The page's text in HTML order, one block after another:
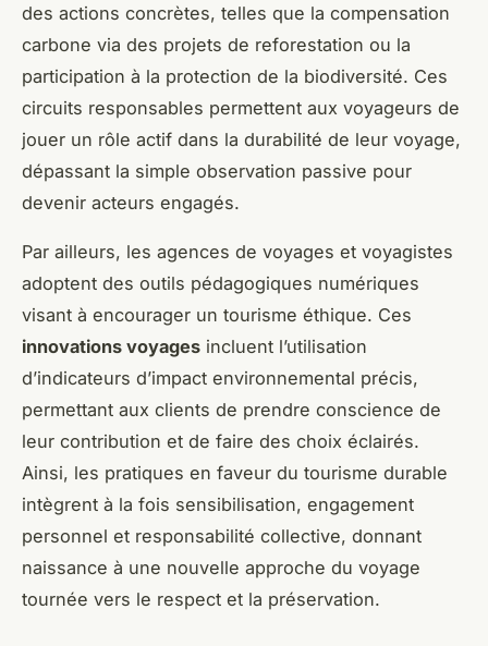
des actions concrètes, telles que la compensation
carbone via des projets de reforestation ou la
participation à la protection de la biodiversité. Ces
circuits responsables permettent aux voyageurs de
jouer un rôle actif dans la durabilité de leur voyage,
dépassant la simple observation passive pour
devenir acteurs engagés.
Par ailleurs, les agences de voyages et voyagistes
adoptent des outils pédagogiques numériques
visant à encourager un tourisme éthique. Ces
innovations voyages incluent l’utilisation
d’indicateurs d’impact environnemental précis,
permettant aux clients de prendre conscience de
leur contribution et de faire des choix éclairés.
Ainsi, les pratiques en faveur du tourisme durable
intègrent à la fois sensibilisation, engagement
personnel et responsabilité collective, donnant
naissance à une nouvelle approche du voyage
tournée vers le respect et la préservation.